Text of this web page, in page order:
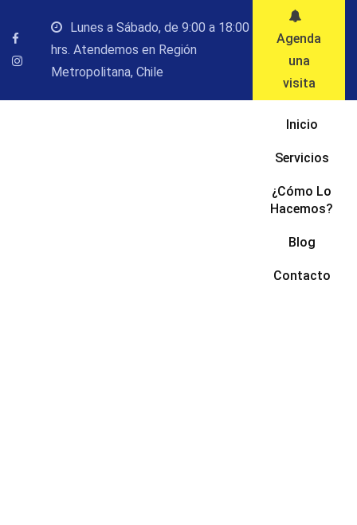
contenido
Lunes a Sábado, de 9:00 a 18:00
hrs. Atendemos en Región
Metropolitana, Chile
Agenda
una
visita
Inicio
Servicios
¿Cómo Lo
Hacemos?
Blog
Contacto